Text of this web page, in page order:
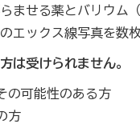
ませる薬とバリウム
エックス線写真を数
は受けられません。
の可能性のある方
方